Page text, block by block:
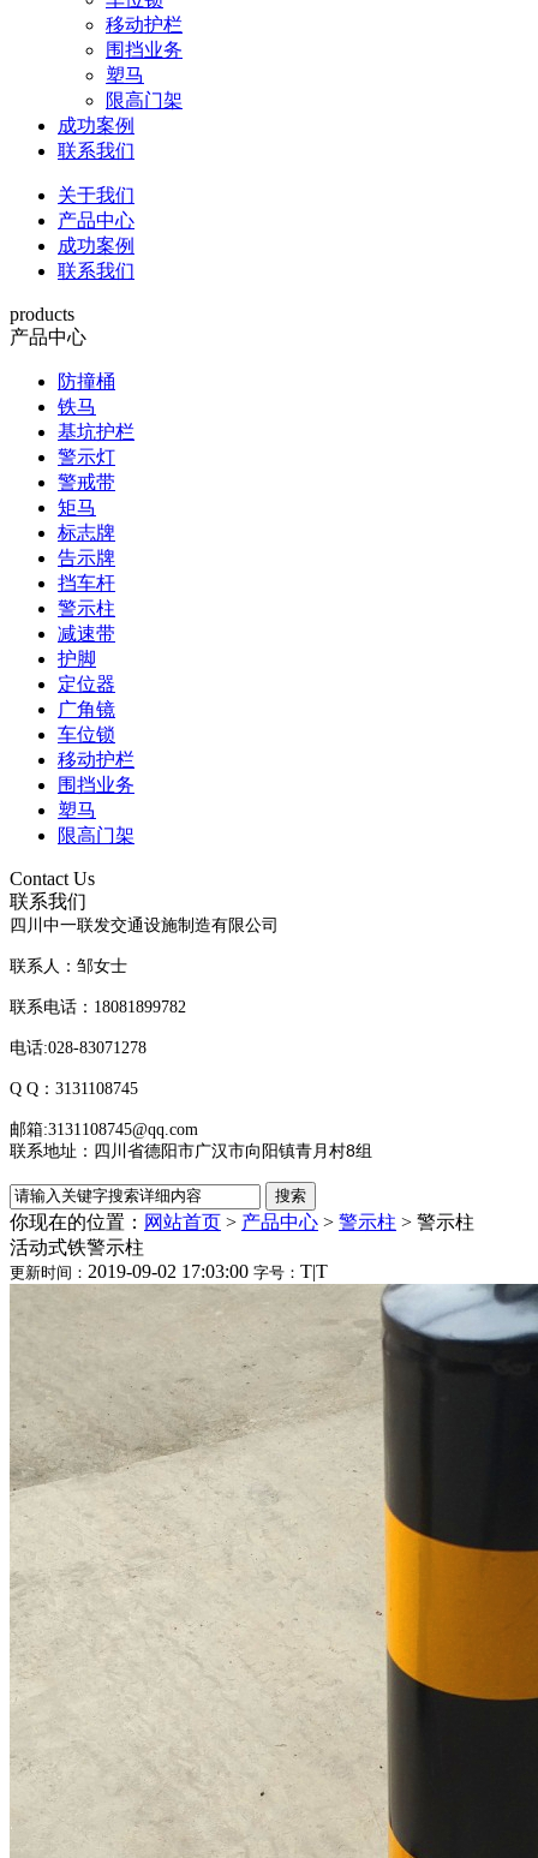
移动护栏
围挡业务
塑马
限高门架
成功案例
联系我们
关于我们
产品中心
成功案例
联系我们
products
产品中心
防撞桶
铁马
基坑护栏
警示灯
警戒带
矩马
标志牌
告示牌
挡车杆
警示柱
减速带
护脚
定位器
广角镜
车位锁
移动护栏
围挡业务
塑马
限高门架
Contact Us
联系我们
四川中一联发交通设施制造有限公司
联系人：邹女士
联系电话：18081899782
电话:028-83071278
Q Q：3131108745
邮箱:3131108745@qq.com
联系地址： 四川省德阳市广汉市向阳镇青月村8组
你现在的位置： 网站首页 > 产品中心 > 警示柱 > 警示柱
活动式铁警示柱
更新时间： 2019-09-02 17:03:00 字号： T|T